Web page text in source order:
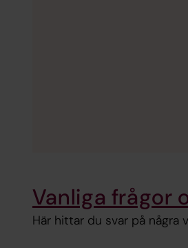
Vanliga frågor
Här hittar du svar på några